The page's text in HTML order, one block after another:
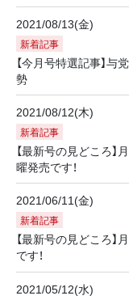
2021/08/13(金)
新着記事
【今月号特選記事】与
勢
2021/08/12(木)
新着記事
【最新号の見どころ
曜発売です！
2021/06/11(金)
新着記事
【最新号の見どころ
です！
2021/05/12(水)